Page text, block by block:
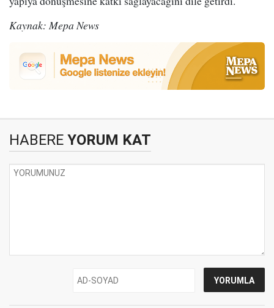
Kaynak: Mepa News
HABERE YORUM KAT